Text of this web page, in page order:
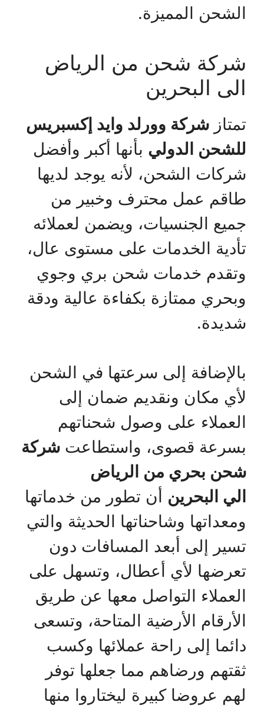
الشحن المميزة.
شركة شحن من الرياض
الى البحرين
تمتاز شركة وورلد وايد إكسبريس
للشحن الدولي بأنها أكبر وأفضل
شركات الشحن، لأنه يوجد لديها
طاقم عمل محترف وخبير من
جميع الجنسيات، ويضمن لعملائه
تأدية الخدمات على مستوى عال،
وتقدم خدمات شحن بري وجوي
وبحري ممتازة بكفاءة عالية ودقة
شديدة.
بالإضافة إلى سرعتها في الشحن
لأي مكان ونقديم ضمان إلى
العملاء على وصول شحناتهم
بسرعة قصوى، واستطاعت شركة
شحن بحري من الرياض
الي البحرين أن تطور من خدماتها
ومعداتها وشاحناتها الحديثة والتي
تسير إلى أبعد المسافات دون
تعرضها لأي أعطال، وتسهل على
العملاء التواصل معها عن طريق
الأرقام الأرضية المتاحة، وتسعى
دائما إلى راحة عملائها وكسب
ثقتهم ورضاهم مما جعلها توفر
لهم عروضا كبيرة ليختاروا منها